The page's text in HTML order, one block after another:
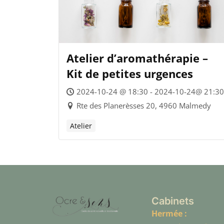
Atelier d’aromathérapie –
Kit de petites urgences
2024-10-24 @ 18:30 - 2024-10-24@ 21:30
Rte des Planerèsses 20, 4960 Malmedy
Atelier
Cabinets
Hermée :